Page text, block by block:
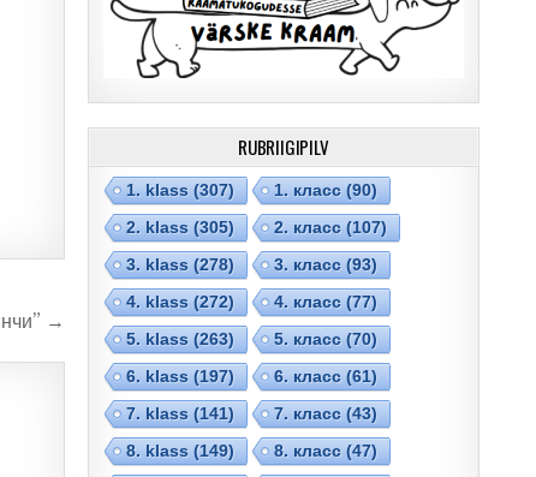
→
RUBRIIGIPILV
1. klass(307) 1. класс(90)
2. klass(305) 2. класс(107)
3. klass(278) 3. класс(93)
4. klass(272) 4. класс(77)
5. klass(263) 5. класс(70)
6. klass(197) 6. класс(61)
7. klass(141) 7. класс(43)
8. klass(149) 8. класс(47)